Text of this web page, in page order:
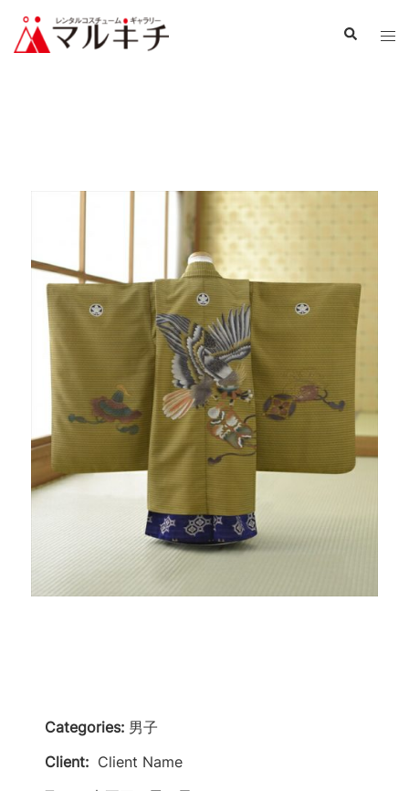
Categories: 男子
Client: Client Name